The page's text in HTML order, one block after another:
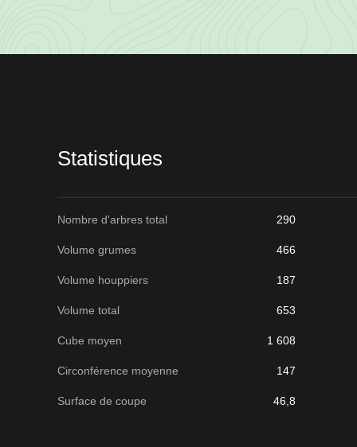
Statistiques
Nombre d'arbres total 290
Volume grumes 466
Volume houppiers 187
Volume total 653
Cube moyen 1 608
Circonférence moyenne 147
Surface de coupe 46,8